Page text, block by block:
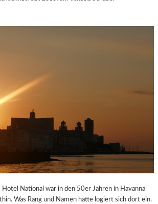
National war in den 50er Jahren in Havanna
Was Rang und Namen hatte logiert sich dort ein.